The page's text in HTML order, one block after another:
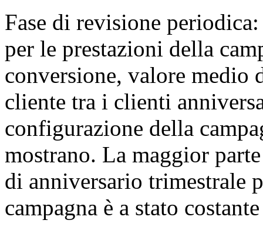
Fase di revisione
per le prestazioni della
conversione, valore
cliente tra i clienti
configurazione della
mostrano. La maggior
di anniversario trimestrale
campagna è a stato